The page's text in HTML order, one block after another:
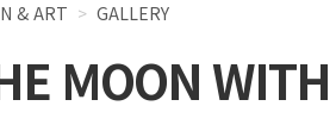
& ART GALLERY
MOON